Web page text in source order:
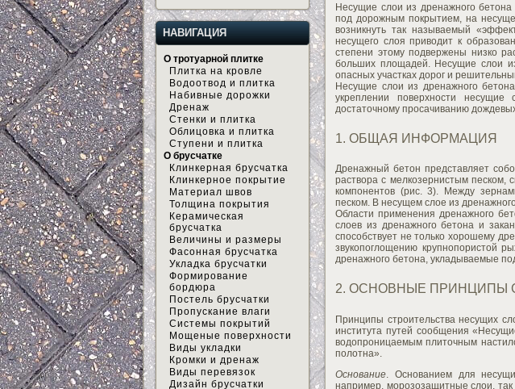
НАВИГАЦИЯ
О тротуарной плитке
Плитка на кровле
Водоотвод и плитка
Набивные дорожки
Дренаж
Стенки и плитка
Облицовка и плитка
Ступени и плитка
О брусчатке
Клинкерная брусчатка
Клинкерное покрытие
Материал швов
Толщина покрытия
Керамическая
брусчатка
Величины и размеры
Фасонная брусчатка
Укладка брусчатки
Формирование
бордюра
Постель брусчатки
Пропускание влаги
Системы покрытий
Мощеные поверхности
Виды укладки
Кромки и дренаж
Виды перевязок
Дизайн брусчатки
Несущие слои из дренажного
под дорожным покрытием, на
возникнуть так называемый
несущего слоя приводит к
степени этому подвержены низко
больших площадей. Несущие слои
опасных участках дорог и
Несущие слои из дренажного
укреплении поверхности
достаточному просачиванию
1. ОБЩАЯ ИНФОРМАЦИЯ
Дренажный бетон представляет
раствора с мелкозернистым песком,
компонентов (рис. 3). Между
песком. В несущем слое из
Области применения дренажного
слоев из дренажного бетона и
способствует не только хорошему
звукопоглощению крупнопористой
дренажного бетона, укладываемые
2. ОСНОВНЫЕ ПРИНЦИПЫ
Принципы строительства несущих
института путей сообщения
водопроницаемым плиточным
полотна».
Основание . Основанием для
например, морозозащитные слои,